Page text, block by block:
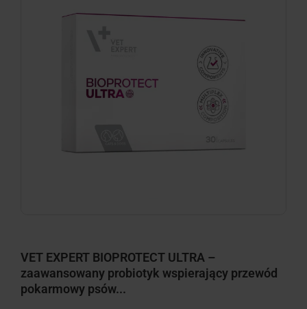
VET EXPERT BIOPROTECT ULTRA –
zaawansowany probiotyk wspierający przewód
pokarmowy psów...